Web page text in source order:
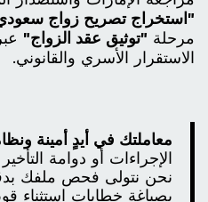
"استخراج تصريح زواج
مرحلة "توثيق عقد الزواج"
الاستقرار الأسري والقانوني.
معاملتك في أيدٍ أمينة
الإجراءات أو دوامة
نحن نتولى فحص ملفك
بصياغة خطابات استثناء